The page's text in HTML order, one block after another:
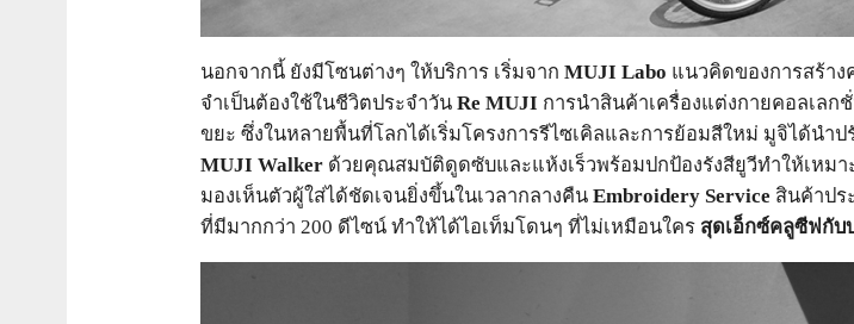
นอกจากนี้ ยังมีโซนต่างๆ ให้บริการ เริ่มจาก MUJI Labo แนวคิดของการสร้าง
จำเป็นต้องใช้ในชีวิตประจำวัน Re MUJI การนำสินค้าเครื่องแต่งกายคอลเลก
ขยะ ซึ่งในหลายพื้นที่โลกได้เริ่มโครงการรีไซเคิลและการย้อมสีใหม่ มูจิได้น
MUJI Walker ด้วยคุณสมบัติดูดซับและแห้งเร็วพร้อมปกป้องรังสียูวีทำให้เหม
มองเห็นตัวผู้ใส่ได้ชัดเจนยิ่งขึ้นในเวลากลางคืน Embroidery Service สินค้าปร
ที่มีมากกว่า 200 ดีไซน์ ทำให้ได้ไอเท็มโดนๆ ที่ไม่เหมือนใคร สุดเอ็กซ์คลูซีฟกับ